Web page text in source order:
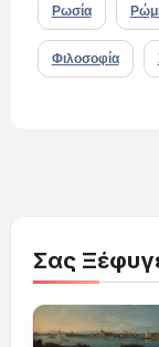
Ρωσία
Φιλοσοφία
Σας